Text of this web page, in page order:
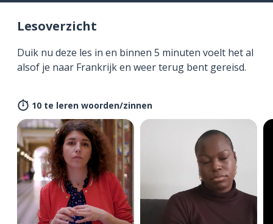
Lesoverzicht
Duik nu deze les in en binnen 5 minuten voelt het al
alsof je naar Frankrijk en weer terug bent gereisd.
10 te leren woorden/zinnen